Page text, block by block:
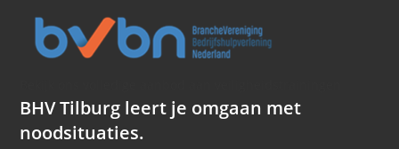
BHV Tilburg leert je omgaan met
noodsituaties.